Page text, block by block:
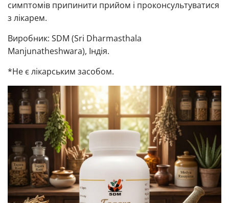
симптомів припинити прийом і проконсультуватися
з лікарем.
Виробник: SDM (Sri Dharmasthala
Manjunatheshwara), Індія.
*Не є лікарським засобом.